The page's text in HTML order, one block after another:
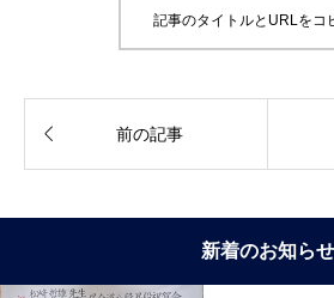
記事のタイトルとURLをコ
 前の記事
新着のお知らせ